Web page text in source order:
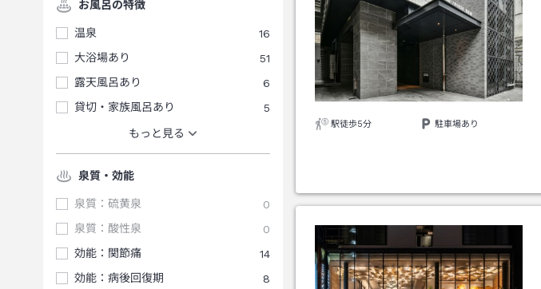
お風呂の特徴
温泉
16
大浴場あり
51
露天風呂あり
6
貸切・家族風呂あり
5
もっと見る
泉質・効能
泉質：硫黄泉
0
泉質：酸性泉
0
効能：関節痛
14
効能：病後回復期
8
駅徒歩5分 駐車場あり